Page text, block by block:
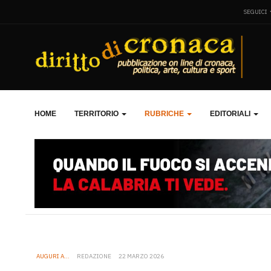
SEGUICI
HOME TERRITORIO RUBRICHE EDITORIALI
AUGURI A... REDAZIONE 22 MARZO 2026